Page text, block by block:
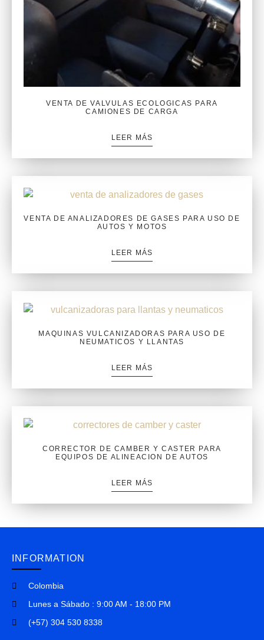
VENTA DE VALVULAS ECOLOGICAS PARA
CAMIONES DE CARGA
LEER MÁS
VENTA DE ANALIZADORES DE GASES PARA USO DE
AUTOS Y MOTOS
LEER MÁS
MAQUINAS VULCANIZADORAS PARA USO DE
NEUMATICOS Y LLANTAS
LEER MÁS
CORRECTOR DE CAMBER Y CASTER PARA
EQUIPOS DE ALINEACION DE AUTOS
LEER MÁS
INFORMATION
Colombia
Lunes a Sábado : 9:00 AM - 18:00 PM
(+57) 304 530 8338